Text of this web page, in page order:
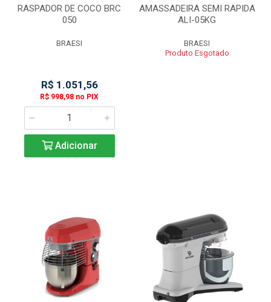
RASPADOR DE COCO BRC
050
BRAESI
R$ 1.051,56
R$ 998,98 no PIX
Adicionar
AMASSADEIRA SEMI RAPIDA
ALI-05KG
BRAESI
Produto Esgotado